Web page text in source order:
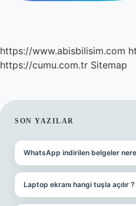
https://www.abisbilisim.com
https://cumu.com.tr Sitemap
SIDEBAR
SON YAZILAR
WhatsApp indirilen belgeler
Laptop ekranı hangi tuşla açılır ?